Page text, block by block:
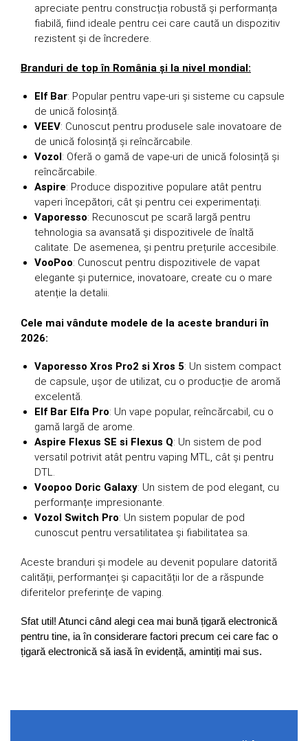
apreciate pentru construcția robustă și performanța
fiabilă, fiind ideale pentru cei care caută un dispozitiv
rezistent și de încredere.
Branduri de top în România și la nivel mondial:
Elf Bar: Popular pentru vape-uri și sisteme cu capsule
de unică folosință.
VEEV: Cunoscut pentru produsele sale inovatoare de
de unică folosință și reîncărcabile.
Vozol: Oferă o gamă de vape-uri de unică folosință și
reîncărcabile.
Aspire: Produce dispozitive populare atât pentru
vaperi începători, cât și pentru cei experimentați.
Vaporesso: Recunoscut pe scară largă pentru
tehnologia sa avansată și dispozitivele de înaltă
calitate. De asemenea, și pentru prețurile accesibile.
VooPoo: Cunoscut pentru dispozitivele de vapat
elegante și puternice, inovatoare, create cu o mare
atenție la detalii.
Cele mai vândute modele de la aceste branduri în
2026:
Vaporesso Xros Pro2 si Xros 5: Un sistem compact
de capsule, ușor de utilizat, cu o producție de aromă
excelentă.
Elf Bar Elfa Pro: Un vape popular, reîncărcabil, cu o
gamă largă de arome.
Aspire Flexus SE si Flexus Q: Un sistem de pod
versatil potrivit atât pentru vaping MTL, cât și pentru
DTL.
Voopoo Doric Galaxy: Un sistem de pod elegant, cu
performanțe impresionante.
Vozol Switch Pro: Un sistem popular de pod
cunoscut pentru versatilitatea și fiabilitatea sa.
Aceste branduri și modele au devenit populare datorită
calității, performanței și capacității lor de a răspunde
diferitelor preferințe de vaping.
Sfat util! Atunci când alegi cea mai bună țigară electronică
pentru tine, ia în considerare factori precum cei care fac o
țigară electronică să iasă în evidență, amintiți mai sus.